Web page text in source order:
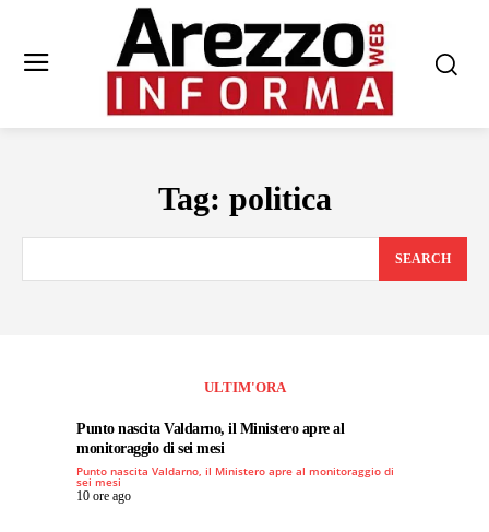
Tag: politica
SEARCH
ULTIM'ORA
Punto nascita Valdarno, il Ministero apre al
monitoraggio di sei mesi
Punto nascita Valdarno, il Ministero apre al monitoraggio di
sei mesi
10 ore ago